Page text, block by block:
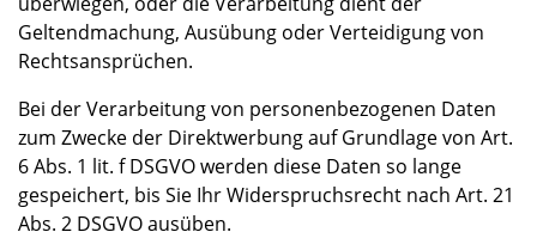
Geltendmachung, Ausübung oder Verteidigung von
Rechtsansprüchen.
Bei der Verarbeitung von personenbezogenen Daten
zum Zwecke der Direktwerbung auf Grundlage von Art.
6 Abs. 1 lit. f DSGVO werden diese Daten so lange
gespeichert, bis Sie Ihr Widerspruchsrecht nach Art. 21
Abs. 2 DSGVO ausüben.